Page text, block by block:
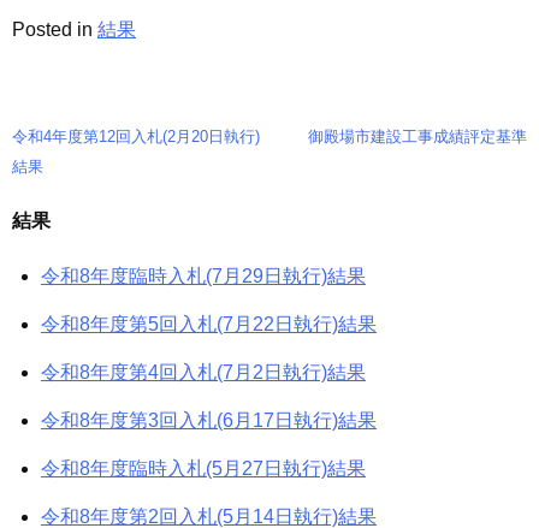
Posted in 結果
投
ナ
ビ
ゲ
ー
シ
ョ
令和4年度第12回入札(2月20日執行)
結果
御殿場市建設工事成績評定基準
結果
令和8年度臨時入札(7月29日執行)結果
令和8年度第5回入札(7月22日執行)結果
令和8年度第4回入札(7月2日執行)結果
令和8年度第3回入札(6月17日執行)結果
令和8年度臨時入札(5月27日執行)結果
令和8年度第2回入札(5月14日執行)結果